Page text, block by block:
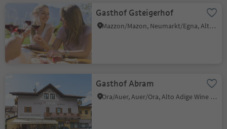
Gasthof Gsteigerhof
Mazzon/Mazon, Neumarkt/Egna, Alto Adige Wine Road
Gasthof Abram
Ora/Auer, Auer/Ora, Alto Adige Wine Road